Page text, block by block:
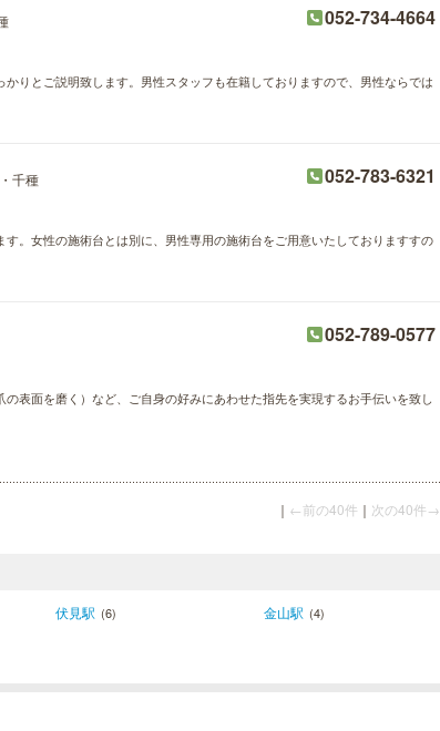
052-734-4664
りとご説明致します。男性スタッフも在籍しておりますので、男性ならでは
千種 052-783-6321
。女性の施術台とは別に、男性専用の施術台をご用意いたしておりますすの
052-789-0577
表面を磨く）など、ご自身の好みにあわせた指先を実現するお手伝いを致し
｜ ←前の40件 ｜ 次の40件→
伏見駅 (6) 金山駅 (4)